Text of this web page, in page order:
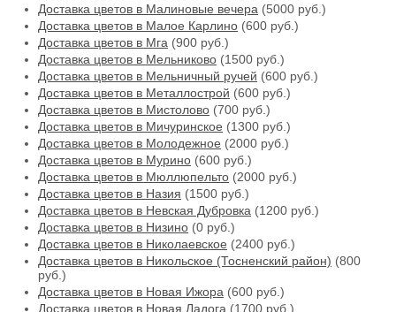
Доставка цветов в Малиновые вечера (5000 руб.)
Доставка цветов в Малое Карлино (600 руб.)
Доставка цветов в Мга (900 руб.)
Доставка цветов в Мельниково (1500 руб.)
Доставка цветов в Мельничный ручей (600 руб.)
Доставка цветов в Металлострой (600 руб.)
Доставка цветов в Мистолово (700 руб.)
Доставка цветов в Мичуринское (1300 руб.)
Доставка цветов в Молодежное (2000 руб.)
Доставка цветов в Мурино (600 руб.)
Доставка цветов в Мюллюпельто (2000 руб.)
Доставка цветов в Назия (1500 руб.)
Доставка цветов в Невская Дубровка (1200 руб.)
Доставка цветов в Низино (0 руб.)
Доставка цветов в Николаевское (2400 руб.)
Доставка цветов в Никольское (Тосненский район) (800
руб.)
Доставка цветов в Новая Ижора (600 руб.)
Доставка цветов в Новая Ладога (1700 руб.)